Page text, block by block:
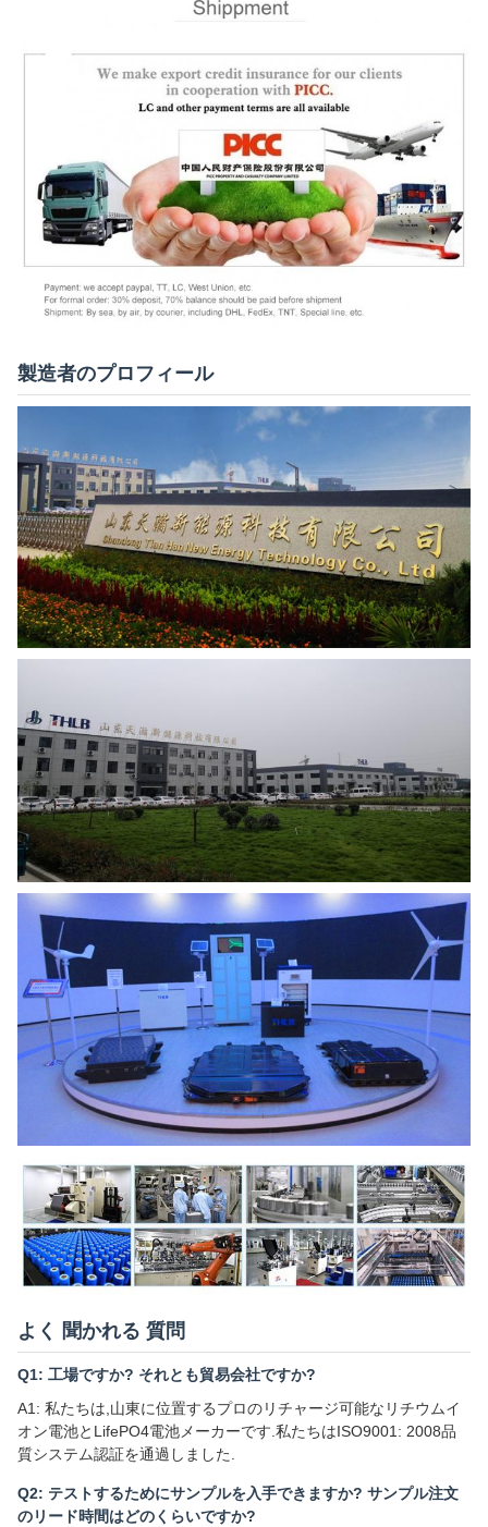
製造者のプロフィール
よく 聞かれる 質問
Q1: 工場ですか? それとも貿易会社ですか?
A1: 私たちは,山東に位置するプロのリチャージ可能なリチウムイ
オン電池とLifePO4電池メーカーです.私たちはISO9001: 2008品
質システム認証を通過しました.
Q2: テストするためにサンプルを入手できますか? サンプル注文
のリード時間はどのくらいですか?